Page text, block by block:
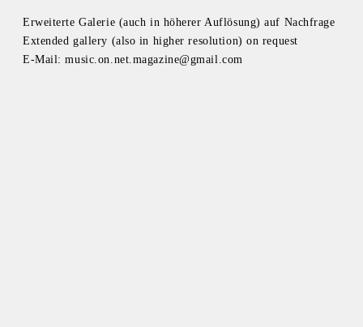
Erweiterte Galerie (auch in höherer Auflösung) auf Nachfrage
Extended gallery (also in higher resolution) on request
E-Mail: music.on.net.magazine@gmail.com